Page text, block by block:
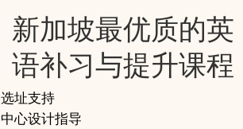
新加坡最优质的英
语补习与提升课程
选址支持
中心设计指导